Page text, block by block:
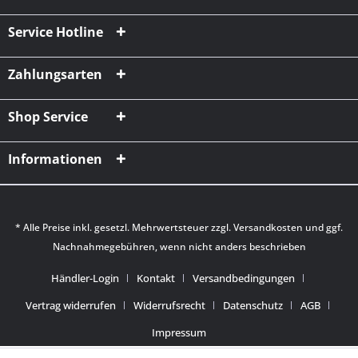
Service Hotline
Zahlungsarten
Shop Service
Informationen
* Alle Preise inkl. gesetzl. Mehrwertsteuer zzgl.Versandkosten und ggf.
Nachnahmegebühren, wenn nicht anders beschrieben
Händler-Login Kontakt
Versandbedingungen
Vertrag widerrufen
Widerrufsrecht Datenschutz
AGB
Impressum